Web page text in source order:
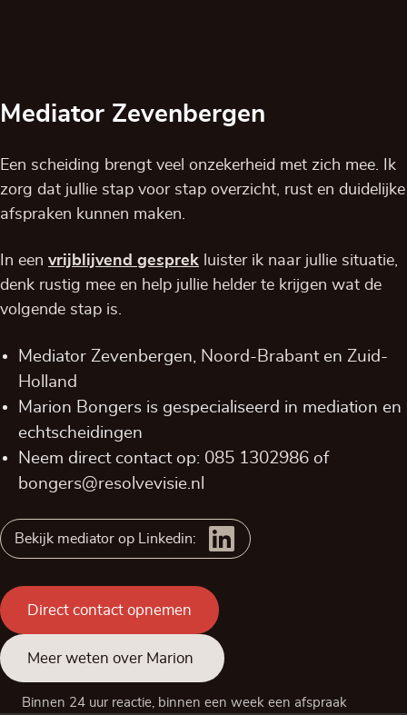
Mediator Zevenbergen
Een scheiding brengt veel onzekerheid met zich mee. Ik
zorg dat jullie stap voor stap overzicht, rust en duidelijke
afspraken kunnen maken.
In een vrijblijvend gesprek luister ik naar jullie situatie,
denk rustig mee en help jullie helder te krijgen wat de
volgende stap is.
Mediator Zevenbergen, Noord-Brabant en Zuid-
Holland
Marion Bongers is gespecialiseerd in mediation en
echtscheidingen
Neem direct contact op: 085 1302986 of
bongers@resolvevisie.nl
Bekijk mediator op Linkedin:
Direct contact opnemen
Meer weten over Marion
Binnen 24 uur reactie, binnen een week een afspraak